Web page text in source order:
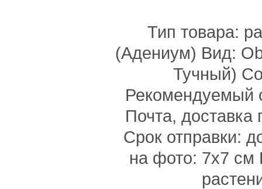
Тип товара:
(Адениум) Вид:
Тучный)
Рекомендуемый
Почта, доставка
Срок отправки:
на фото: 7х7